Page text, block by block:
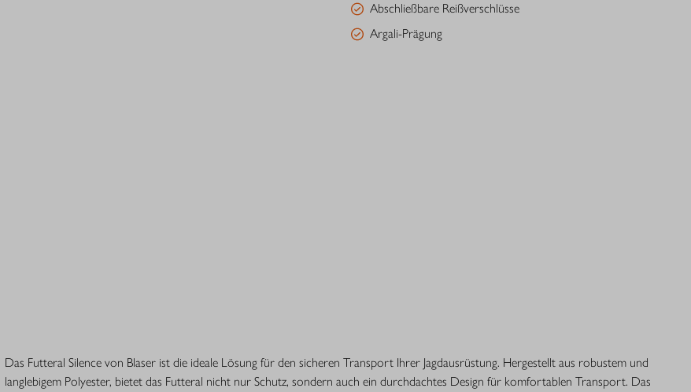
Abschließbare Reißverschlüsse
Argali-Prägung
Das Futteral Silence von Blaser ist die ideale Lösung für den sicheren Transport Ihrer Jagdausrüstung. Hergestellt aus robustem und
langlebigem Polyester, bietet das Futteral nicht nur Schutz, sondern auch ein durchdachtes Design für komfortablen Transport. Das